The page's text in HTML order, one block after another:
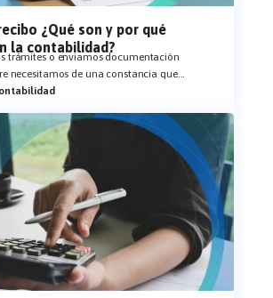
¿Qué son y por qué
la contabilidad?
trámites o enviamos documentación
necesitamos de una constancia que...